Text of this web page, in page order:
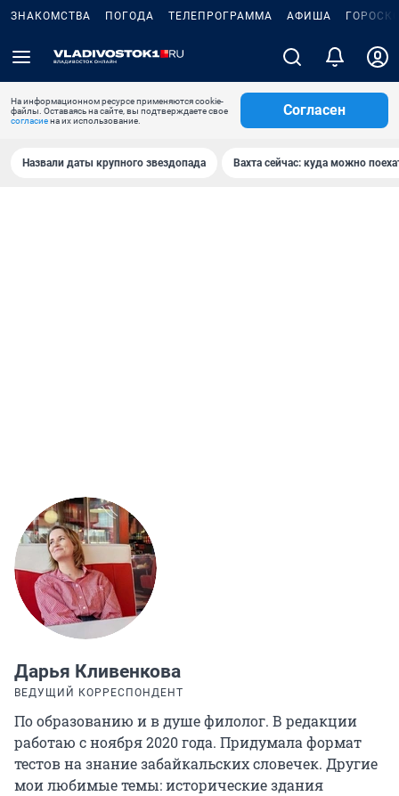
ЗНАКОМСТВА ПОГОДА ТЕЛЕПРОГРАММА АФИША
На информационном ресурсе применяются cookie-
файлы. Оставаясь на сайте, вы подтверждаете свое
согласиена их использование.
Согласен
Назвали даты крупного звездопада Вахта сейчас: куда можно
Дарья Кливенкова
ВЕДУЩИЙ КОРРЕСПОНДЕНТ
По образованию и в душе филолог. В редакции
работаю с ноября 2020 года. Придумала формат
тестов на знание забайкальских словечек. Другие
мои любимые темы: исторические здания